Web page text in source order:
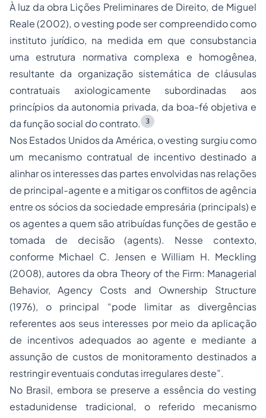
À luz da obra Lições Preliminares de Direito, de Miguel
Reale (2002), o vesting pode ser compreendido como
instituto jurídico, na medida em que consubstancia
uma estrutura normativa complexa e homogênea,
resultante da organização sistemática de cláusulas
contratuais axiologicamente subordinadas aos
princípios da autonomia privada, da boa-fé objetiva e
da função social do contrato.
3
Nos Estados Unidos da América, ovesting surgiu como
um mecanismo contratual de incentivo destinado a
alinhar os interesses das partes envolvidas nas relações
de principal-agente e a mitigar os conflitos de agência
entre os sócios da sociedade empresária (principals) e
os agentes a quem são atribuídas funções de gestão e
tomada de decisão (agents). Nesse contexto,
conforme Michael C. Jensen e William H. Meckling
(2008), autores da obra Theory of the Firm: Managerial
Behavior, Agency Costs and Ownership Structure
(1976), o principal “pode limitar as divergências
referentes aos seus interesses por meio da aplicação
de incentivos adequados ao agente e mediante a
assunção de custos de monitoramento destinados a
restringir eventuais condutas irregulares deste”.
No Brasil, embora se preserve a essência do vesting
estadunidense tradicional, o referido mecanismo